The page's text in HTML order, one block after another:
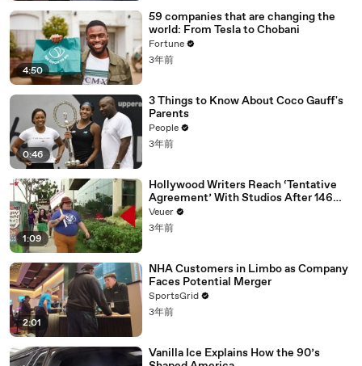
01:55
优优独播剧场——YoYo Television Series Exclusive
02:13
优优独播剧场——YoYo Television Series Exclusive
02:15
优优独播剧场——YoYo Television Series Exclusive
02:16
优优独播剧场——YoYo Television Series Exclusive
02:19
优优独播剧场——YoYo Television Series Exclusive
02:20
我只是擅长用微笑 虚伪装不是我
02:28
我没有你形容的那么勇敢
02:36
我偶尔也会忘了
02:42
我也和你一样 曾经年少轻狂
02:47
受了一点伤 我们都是一样
02:52
相信永远不远 但坚持却有点难
02:58
就让记忆中的爱慢慢烧 烧痛了我们就到
03:06
抬着现实的靠 折叠我心意的微笑
03:10
通往 没有你的回答
03:14
就让记忆中的你慢慢烙 烙去了谁也得不到
4:50
59 companies that are changing the
world: From Tesla to Chobani
Fortune
3年前
0:46
3 Things to Know About Coco Gauff's
Parents
People
3年前
1:09
Hollywood Writers Reach ‘Tentative
Agreement’ With Studios After 146
Day Strike
Veuer
3年前
2:01
NHA Customers in Limbo as Company
Faces Potential Merger
SportsGrid
3年前
Vanilla Ice Explains How the 90’s